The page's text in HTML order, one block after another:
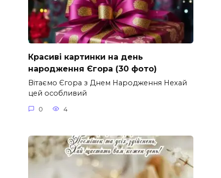
Красиві картинки на день
народження Єгора (30 фото)
Вітаємо Єгора з Днем Народження Нехай
цей особливий
0 4